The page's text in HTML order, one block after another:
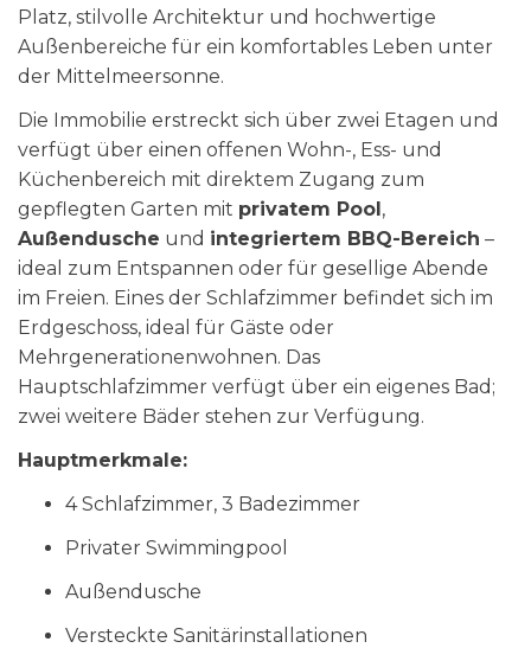
Platz, stilvolle Architektur und hochwertige
Außenbereiche für ein komfortables Leben unter
der Mittelmeersonne.
Die Immobilie erstreckt sich über zwei Etagen und
verfügt über einen offenen Wohn-, Ess- und
Küchenbereich mit direktem Zugang zum
gepflegten Garten mit privatem Pool,
Außendusche und integriertem BBQ-Bereich –
ideal zum Entspannen oder für gesellige Abende
im Freien. Eines der Schlafzimmer befindet sich im
Erdgeschoss, ideal für Gäste oder
Mehrgenerationenwohnen. Das
Hauptschlafzimmer verfügt über ein eigenes Bad;
zwei weitere Bäder stehen zur Verfügung.
Hauptmerkmale:
4 Schlafzimmer, 3 Badezimmer
Privater Swimmingpool
Außendusche
Versteckte Sanitärinstallationen